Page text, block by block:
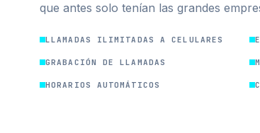
que antes solo tenían las grandes
LLAMADAS ILIMITADAS A CELULARES
GRABACIÓN DE LLAMADAS
HORARIOS AUTOMÁTICOS